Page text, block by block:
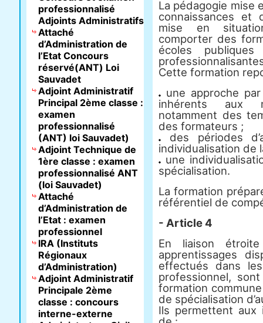
La pédagogie mise
connaissances et
mise en
comporter des
écoles
Cette formation
une approche
inhérents aux
notamment des
des formateurs ;
des périodes
individualisation de
une
spécialisation.
La formation
référentiel de
- Article 4
En liaison
apprentissages
effectués dans
professionnel,
formation
de spécialisation
Ils permettent aux
professionnalisé
Adjoints Administratifs
Attaché
d’Administration de
l’Etat Concours
réservé(ANT) Loi
Sauvadet
Adjoint Administratif
Principal 2ème classe :
examen
professionnalisé
(ANT) loi Sauvadet)
Adjoint Technique de
1ère classe : examen
professionnalisé ANT
(loi Sauvadet)
Attaché
d’Administration de
l’Etat : examen
professionnel
IRA (Instituts
Régionaux
d’Administration)
Adjoint Administratif
Principale 2ème
classe : concours
interne-externe